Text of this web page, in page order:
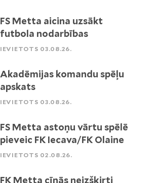
FS Metta aicina uzsākt
futbola nodarbības
IEVIETOTS 03.08.26.
Akadēmijas komandu spēļu
apskats
IEVIETOTS 03.08.26.
FS Metta astoņu vārtu spēlē
pieveic FK Iecava/FK Olaine
IEVIETOTS 02.08.26.
FK Metta cīnās neizšķirti